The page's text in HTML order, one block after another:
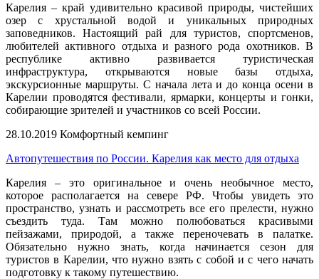
Карелия – край удивительно красивой природы, чистейших
озер с хрустальной водой и уникальных природных
заповедников. Настоящий рай для туристов, спортсменов,
любителей активного отдыха и разного рода охотников. В
республике активно развивается туристическая
инфраструктура, открываются новые базы отдыха,
экскурсионные маршруты. С начала лета и до конца осени в
Карелии проводятся фестивали, ярмарки, концерты и гонки,
собирающие зрителей и участников со всей России.
28.10.2019 Комфортный кемпинг
Автопутешествия по России. Карелия как место для отдыха
Карелия – это оригинальное и очень необычное место,
которое располагается на севере РФ. Чтобы увидеть это
пространство, узнать и рассмотреть все его прелести, нужно
съездить туда. Там можно полюбоваться красивыми
пейзажами, природой, а также переночевать в палатке.
Обязательно нужно знать, когда начинается сезон для
туристов в Карелии, что нужно взять с собой и с чего начать
подготовку к такому путешествию.